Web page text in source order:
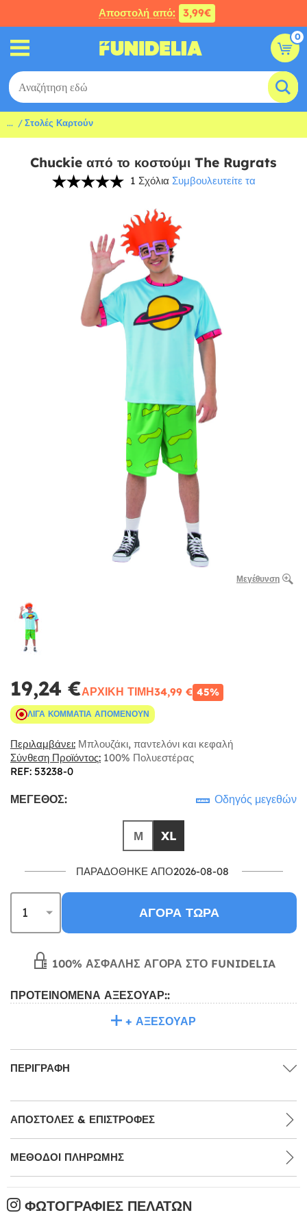
Αποστολή από: 3,99€
0
... Στολές Καρτούν
Chuckie από το κοστούμι The Rugrats
1 Σχόλια Συμβουλευτείτε τα
Μεγέθυνση
19,24 €ΑΡΧΙΚΉ ΤΙΜΉ34,99 € 45%
ΛΊΓΑ ΚΟΜΜΆΤΙΑ ΑΠΟΜΈΝΟΥΝ
Περιλαμβάνει: Μπλουζάκι, παντελόνι και κεφαλή
Σύνθεση Προϊόντος: 100% Πολυεστέρας
REF: 53238-0
ΜΈΓΕΘΟΣ: Οδηγός μεγεθών
Μ XL
ΠΑΡΑΔΌΘΗΚΕ ΑΠΌ2026-08-08
ΑΓΟΡΆ ΤΏΡΑ
100% ΑΣΦΑΛΉΣ ΑΓΟΡΆ ΣΤΟ FUNIDELIA
ΠΡΟΤΕΙΝΌΜΕΝΑ ΑΞΕΣΟΥΆΡ::
+ ΑΞΕΣΟΥΆΡ
ΠΕΡΙΓΡΑΦΉ
ΑΠΟΣΤΟΛΈΣ & ΕΠΙΣΤΡΟΦΈΣ
ΜΕΘΌΔΟΙ ΠΛΗΡΩΜΉΣ
ΦΩΤΟΓΡΑΦΊΕΣ ΠΕΛΑΤΏΝ